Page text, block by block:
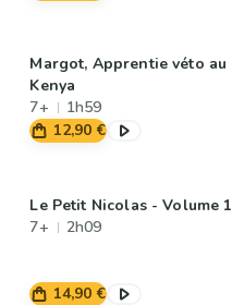
Margot, Apprentie véto au
Kenya
7+
1h59
12,90 €
Le Petit Nicolas - Volume 1
7+
2h09
14,90 €